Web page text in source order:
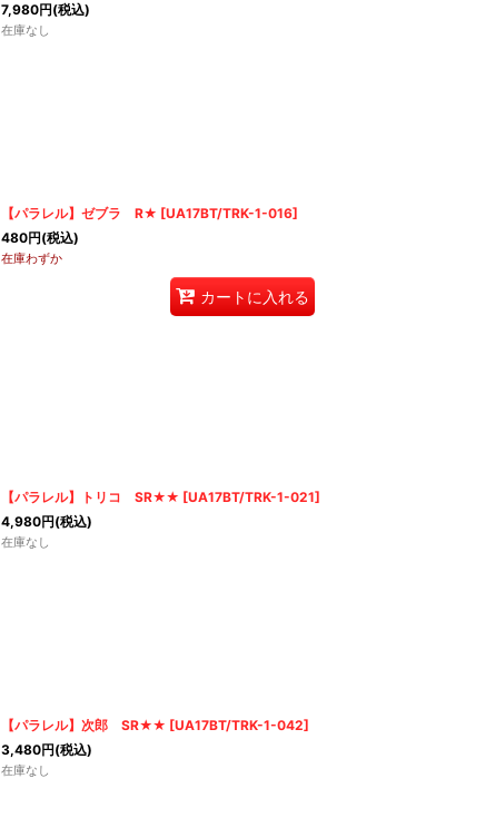
7,980円(税込)
在庫なし
【パラレル】ゼブラ R★ [UA17BT/TRK-1-016]
480円(税込)
在庫わずか
カートに入れる
【パラレル】トリコ SR★★ [UA17BT/TRK-1-021]
4,980円(税込)
在庫なし
【パラレル】次郎 SR★★ [UA17BT/TRK-1-042]
3,480円(税込)
在庫なし